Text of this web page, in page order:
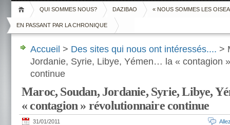
QUI SOMMES NOUS? DAZIBAO « NOUS SOMMES LES
EN PASSANT PAR LA CHRONIQUE
Accueil > Des sites qui nous ont intéressés.... >
Jordanie, Syrie, Libye, Yémen… la « contagion
continue
Maroc, Soudan, Jordanie, Syrie, Libye,
« contagion » révolutionnaire continue
31/01/2011